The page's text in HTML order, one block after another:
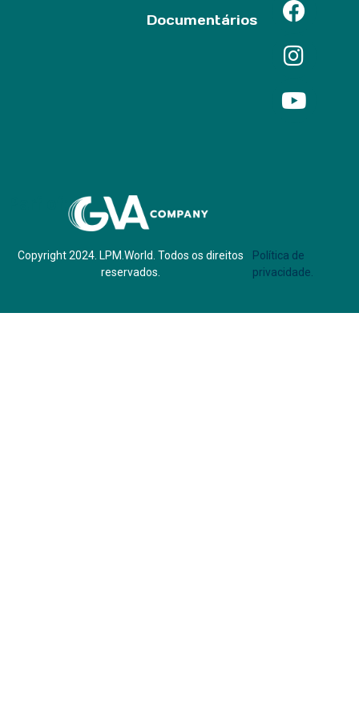
Documentários
Copyright 2024. LPM.World. Todos os direitos
reservados.
Política de
privacidade.